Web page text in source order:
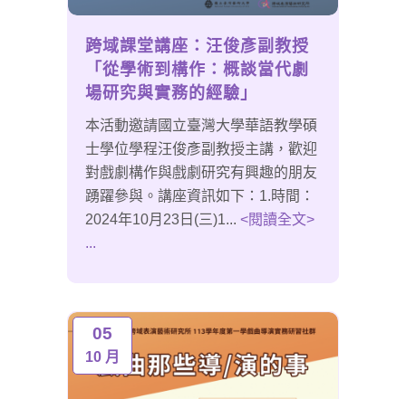
跨域課堂講座：汪俊彥副教授
「從學術到構作：概談當代劇
場研究與實務的經驗」
本活動邀請國立臺灣大學華語教學碩
士學位學程汪俊彥副教授主講，歡迎
對戲劇構作與戲劇研究有興趣的朋友
踴躍參與。講座資訊如下：1.時間：
2024年10月23日(三)1... <閱讀全文>
...
05
10 月